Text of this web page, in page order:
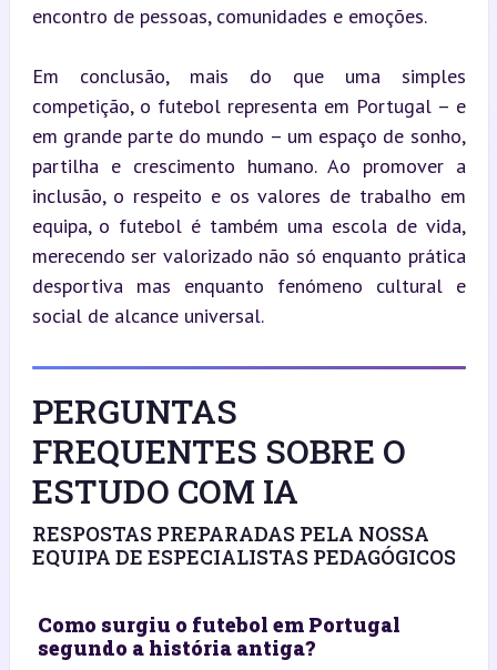
encontro de pessoas, comunidades e emoções.
Em conclusão, mais do que uma simples
competição, o futebol representa em Portugal – e
em grande parte do mundo – um espaço de sonho,
partilha e crescimento humano. Ao promover a
inclusão, o respeito e os valores de trabalho em
equipa, o futebol é também uma escola de vida,
merecendo ser valorizado não só enquanto prática
desportiva mas enquanto fenómeno cultural e
social de alcance universal.
PERGUNTAS
FREQUENTES SOBRE O
ESTUDO COM IA
RESPOSTAS PREPARADAS PELA NOSSA
EQUIPA DE ESPECIALISTAS PEDAGÓGICOS
Como surgiu o futebol em Portugal
segundo a história antiga?